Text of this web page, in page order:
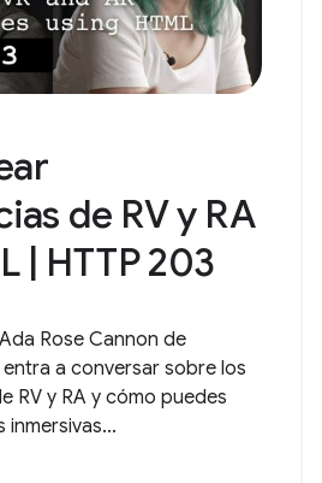
de RV y RA
| HTTP 203
Rose Cannon de
a conversar sobre los
RV y RA y cómo puedes
inmersivas...